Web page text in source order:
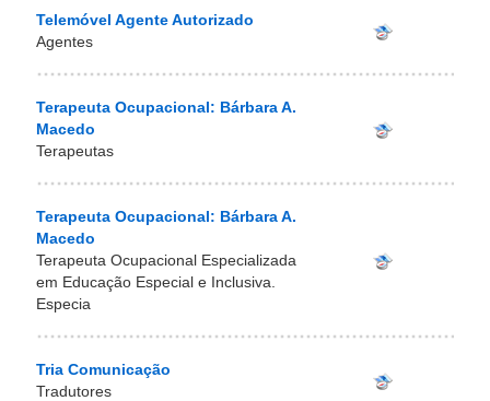
Telemóvel Agente Autorizado
Agentes
Terapeuta Ocupacional: Bárbara A.
Macedo
Terapeutas
Terapeuta Ocupacional: Bárbara A.
Macedo
Terapeuta Ocupacional Especializada
em Educação Especial e Inclusiva.
Especia
Tria Comunicação
Tradutores